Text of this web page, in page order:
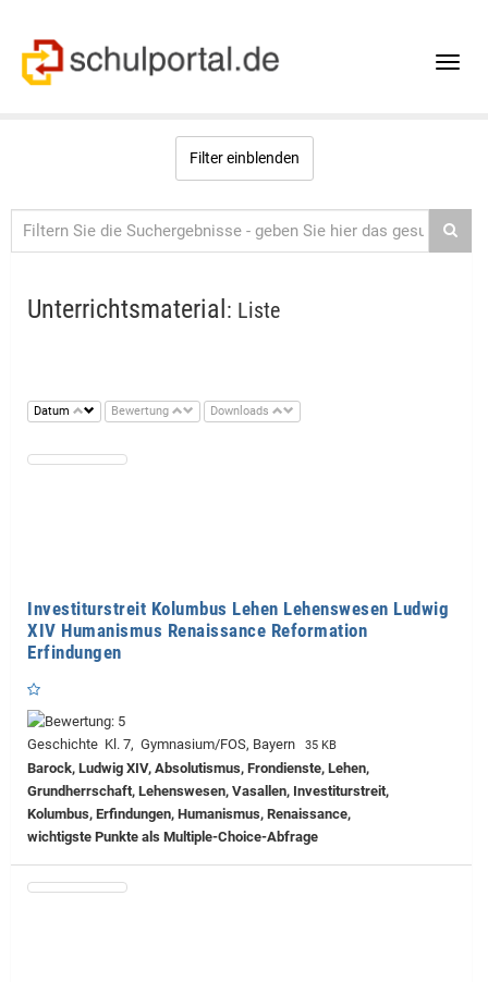
Toggle
Filter einblenden
Unterrichtsmaterial : Liste
Datum Bewertung Downloads
Investiturstreit Kolumbus Lehen Lehenswesen Ludwig
XIV Humanismus Renaissance Reformation
Erfindungen
Geschichte Kl. 7, Gymnasium/FOS, Bayern 35 KB
Barock, Ludwig XIV, Absolutismus, Frondienste, Lehen,
Grundherrschaft, Lehenswesen, Vasallen, Investiturstreit,
Kolumbus, Erfindungen, Humanismus, Renaissance,
wichtigste Punkte als Multiple-Choice-Abfrage